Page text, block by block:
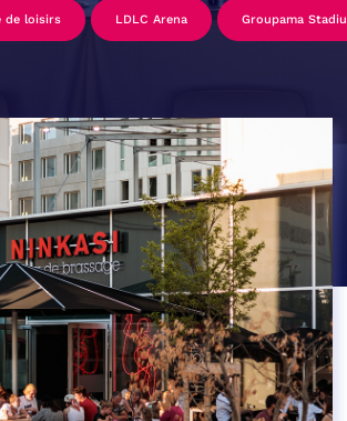
de loisirs LDLC Arena Groupama